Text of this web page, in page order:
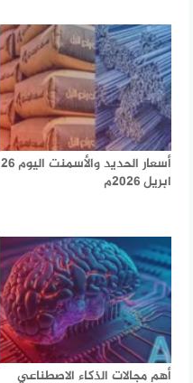
أسعار الحديد والأسمنت اليوم 26
ابريل 2026م
أهم مجالات الذكاء الاصطناعي